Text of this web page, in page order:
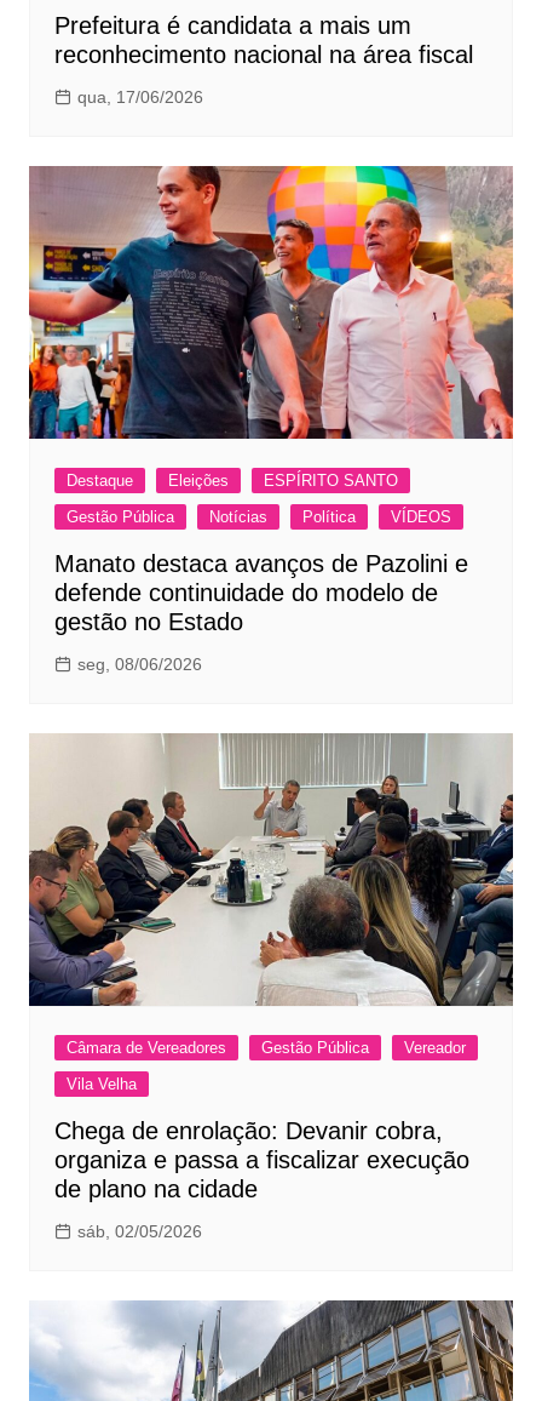
Prefeitura é candidata a mais um
reconhecimento nacional na área fiscal
qua, 17/06/2026
Destaque Eleições
ESPÍRITO SANTO
Gestão Pública
Notícias Política VÍDEOS
Manato destaca avanços de Pazolini e
defende continuidade do modelo de
gestão no Estado
seg, 08/06/2026
Câmara de Vereadores Gestão Pública
Vereador
Vila Velha
Chega de enrolação: Devanir cobra,
organiza e passa a fiscalizar execução
de plano na cidade
sáb, 02/05/2026